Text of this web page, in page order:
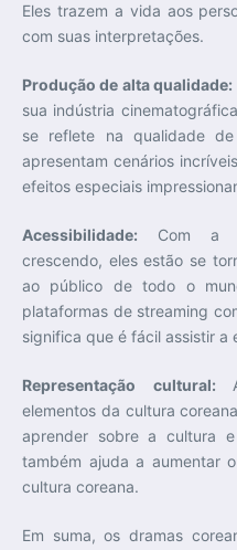
Eles trazem a vida aos
com suas interpretações.
Produção de alta qualidade:
sua indústria
se reflete na qualidade
apresentam cenários
efeitos especiais
Acessibilidade: Com a
crescendo, eles estão se
ao público de todo o
plataformas de streaming
significa que é fácil assistir a
Representação cultural:
elementos da cultura
aprender sobre a cultura
também ajuda a aumentar
cultura coreana.
Em suma, os dramas